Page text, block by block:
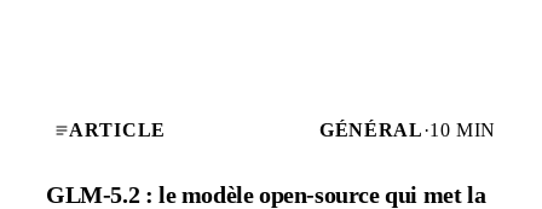
ARTICLE GÉNÉRAL·10 MIN
GLM-5.2 : le modèle open-source qui met la